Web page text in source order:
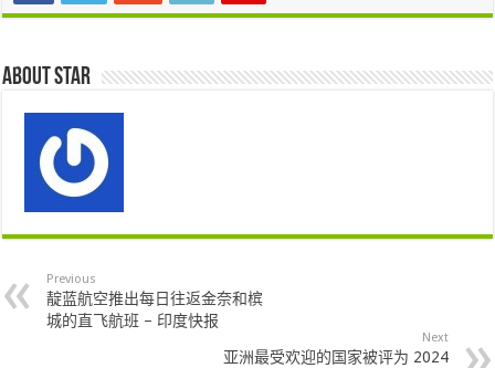
About star
Previous
靛蓝航空推出每日往返金奈和槟
城的直飞航班 – 印度快报
Next
亚洲最受欢迎的国家被评为 2024